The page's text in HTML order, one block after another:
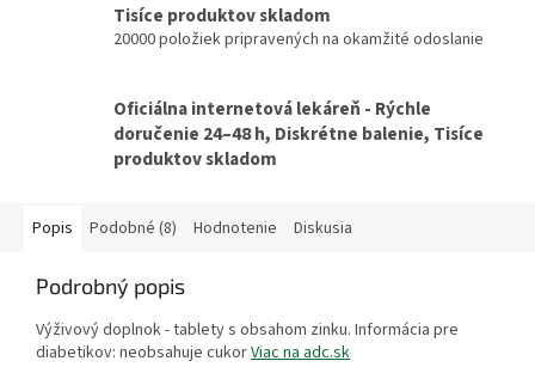
Tisíce produktov skladom
20000 položiek pripravených na okamžité odoslanie
Oficiálna internetová lekáreň - Rýchle
doručenie 24–48 h, Diskrétne balenie, Tisíce
produktov skladom
Popis Podobné (8) Hodnotenie Diskusia
Podrobný popis
Výživový doplnok - tablety s obsahom zinku. Informácia pre
diabetikov: neobsahuje cukorViac na adc.sk